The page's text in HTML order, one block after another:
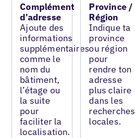
Complément
d’adresse
Ajoute des
informations
supplémentaires
comme le
nom du
bâtiment,
l’étage ou
la suite
pour
faciliter la
localisation.
Province /
Région
Indique ta
province
ou région
pour
rendre ton
adresse
plus claire
dans les
recherches
locales.